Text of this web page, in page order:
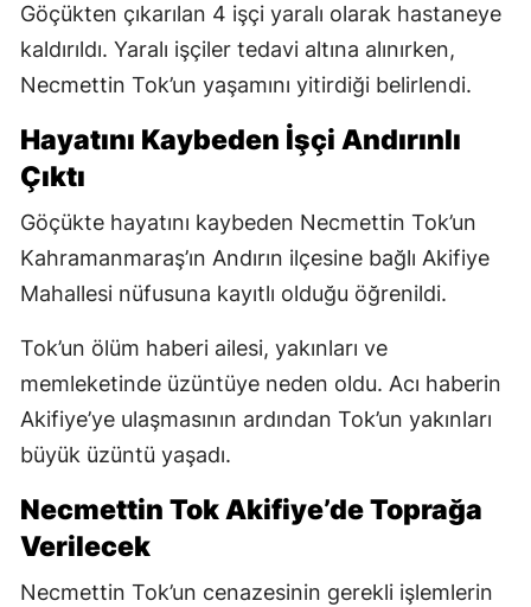
Göçükten çıkarılan 4 işçi yaralı olarak hastaneye
kaldırıldı. Yaralı işçiler tedavi altına alınırken,
Necmettin Tok’un yaşamını yitirdiği belirlendi.
Hayatını Kaybeden İşçi Andırınlı
Çıktı
Göçükte hayatını kaybeden Necmettin Tok’un
Kahramanmaraş’ın Andırın ilçesine bağlı Akifiye
Mahallesi nüfusuna kayıtlı olduğu öğrenildi.
Tok’un ölüm haberi ailesi, yakınları ve
memleketinde üzüntüye neden oldu. Acı haberin
Akifiye’ye ulaşmasının ardından Tok’un yakınları
büyük üzüntü yaşadı.
Necmettin Tok Akifiye’de Toprağa
Verilecek
Necmettin Tok’un cenazesinin gerekli işlemlerin